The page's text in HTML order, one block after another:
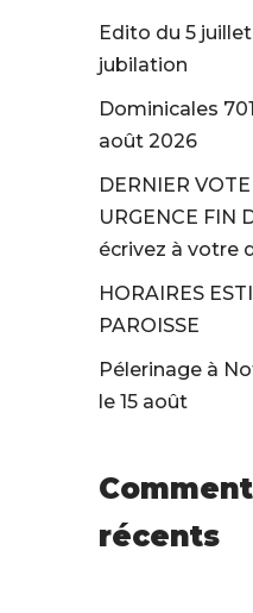
Edito du 5
jubilation
Dominicales
août 2026
DERNIER
URGENCE FIN
écrivez à votre
HORAIRES
PAROISSE
Pélerinage à
le 15 août
récents